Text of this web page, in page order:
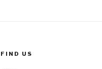
FIND US